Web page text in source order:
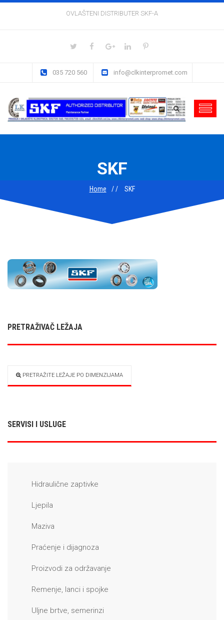
OVLAŠTENI DISTRIBUTER SKF-A
035 720 560 info@clkinterpromet.com
SKF
Home SKF
PRETRAŽIVAČ LEŽAJA
PRETRAŽITE LEŽAJE PO DIMENZIJAMA
SERVISI I USLUGE
Hidraulične zaptivke
Ljepila
Maziva
Praćenje i dijagnoza
Proizvodi za održavanje
Remenje, lanci i spojke
Uljne brtve, semerinzi